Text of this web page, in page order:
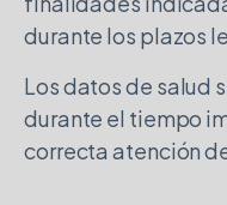
durante los plazos
Los datos de salud
durante el tiempo
correcta atención